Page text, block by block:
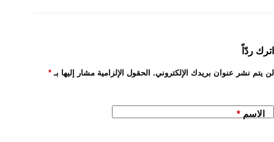
اترك ردّاً
لن يتم نشر عنوان بريدك الإلكتروني. الحقول الإلزامية مشار إليها بـ *
الاسم *